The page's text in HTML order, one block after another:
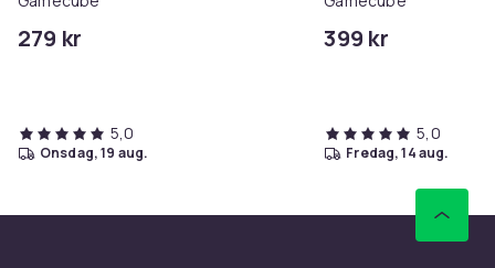
279 kr
5,0
onsdag, 19 aug.
399 kr
5,0
fredag, 14 aug.